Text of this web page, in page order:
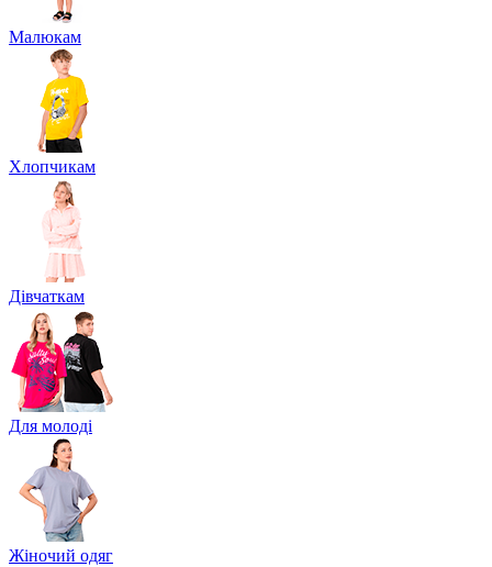
Малюкам
Хлопчикам
Дівчаткам
Для молоді
Жіночий одяг